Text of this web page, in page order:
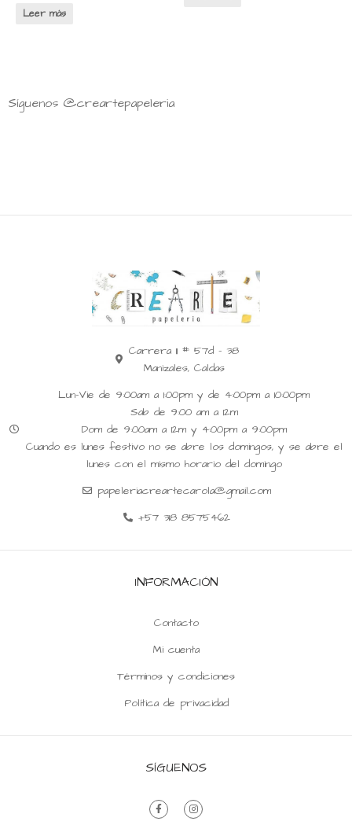
Leer más
Síguenos @creartepapeleria
Carrera 11 # 57d - 38
Manizales, Caldas
Lun-Vie de 9:00am a 1:00pm y de 4:00pm a 10:00pm
Sab de 9:00 am a 12m
Dom de 9:00am a 12m y 4:00pm a 9:00pm
Cuando es lunes festivo no se abre los domingos, y se abre el
lunes con el mismo horario del domingo
papeleriacreartecarola@gmail.com
+57 318 8575462
INFORMACIÓN
Contacto
Mi cuenta
Términos y condiciones
Política de privacidad
SÍGUENOS
F
a
I
n